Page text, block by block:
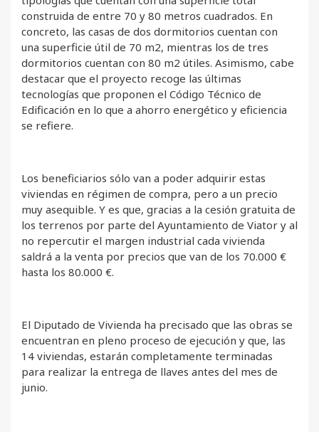
construida de entre 70 y 80 metros cuadrados. En
concreto, las casas de dos dormitorios cuentan con
una superficie útil de 70 m2, mientras los de tres
dormitorios cuentan con 80 m2 útiles. Asimismo, cabe
destacar que el proyecto recoge las últimas
tecnologías que proponen el Código Técnico de
Edificación en lo que a ahorro energético y eficiencia
se refiere.
Los beneficiarios sólo van a poder adquirir estas
viviendas en régimen de compra, pero a un precio
muy asequible. Y es que, gracias a la cesión gratuita de
los terrenos por parte del Ayuntamiento de Viator y al
no repercutir el margen industrial cada vivienda
saldrá a la venta por precios que van de los 70.000 €
hasta los 80.000 €.
El Diputado de Vivienda ha precisado que las obras se
encuentran en pleno proceso de ejecución y que, las
14 viviendas, estarán completamente terminadas
para realizar la entrega de llaves antes del mes de
junio.